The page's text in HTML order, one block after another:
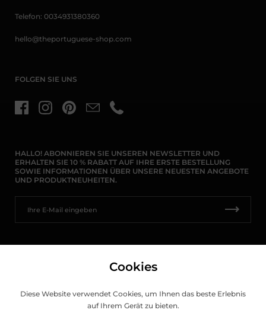
Telefon: 0034931380360
hello@theportuguese-shop.com
FOLGEN SIE UNS
FacebookInstagramPinterestE-Mail Telefon
HALLO! ABONNIEREN SIE UNSEREN NEWSLETTER UND
ERHALTEN SIE 10 % RABATT AUF IHRE ERSTE BESTELLUNG
SOWIE INFORMATIONEN ÜBER UNSERE NEUESTEN ANGEBOTE
UND PRODUKTNEUHEITEN.
Cookies
Diese Website verwendet Cookies, um Ihnen das beste Erlebnis
auf Ihrem Gerät zu bieten.